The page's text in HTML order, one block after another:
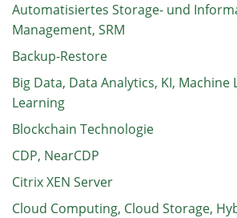
Automatisiertes Storage- und
Management, SRM
Backup-Restore
Big Data, Data Analytics, KI, Machine
Learning
Blockchain Technologie
CDP, NearCDP
Citrix XEN Server
Cloud Computing, Cloud Storage,